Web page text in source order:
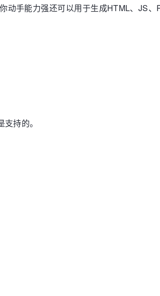
动手能力强还可以用于生成HTML、JS、
持的。